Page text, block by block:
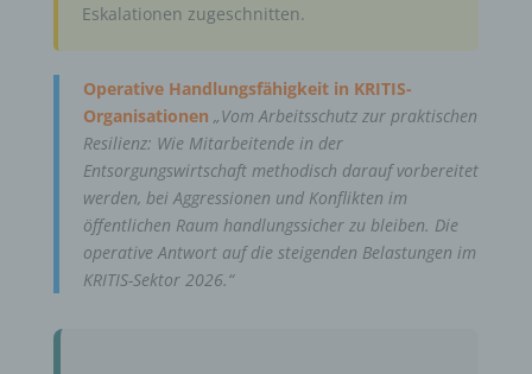
Eskalationen zugeschnitten.
Operative Handlungsfähigkeit in KRITIS-
Organisationen „Vom Arbeitsschutz zur praktischen
Resilienz: Wie Mitarbeitende in der
Entsorgungswirtschaft methodisch darauf vorbereitet
werden, bei Aggressionen und Konflikten im
öffentlichen Raum handlungssicher zu bleiben. Die
operative Antwort auf die steigenden Belastungen im
KRITIS-Sektor 2026.“